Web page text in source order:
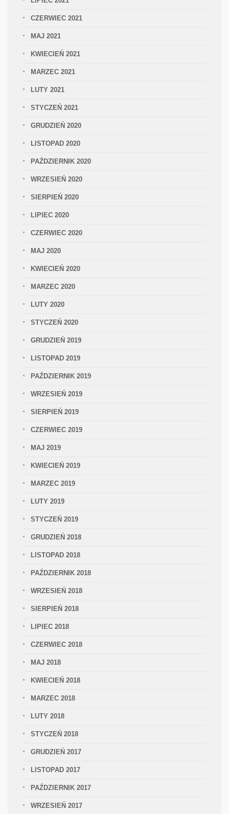
CZERWIEC 2021
MAJ 2021
KWIECIEŃ 2021
MARZEC 2021
LUTY 2021
STYCZEŃ 2021
GRUDZIEŃ 2020
LISTOPAD 2020
PAŹDZIERNIK 2020
WRZESIEŃ 2020
SIERPIEŃ 2020
LIPIEC 2020
CZERWIEC 2020
MAJ 2020
KWIECIEŃ 2020
MARZEC 2020
LUTY 2020
STYCZEŃ 2020
GRUDZIEŃ 2019
LISTOPAD 2019
PAŹDZIERNIK 2019
WRZESIEŃ 2019
SIERPIEŃ 2019
CZERWIEC 2019
MAJ 2019
KWIECIEŃ 2019
MARZEC 2019
LUTY 2019
STYCZEŃ 2019
GRUDZIEŃ 2018
LISTOPAD 2018
PAŹDZIERNIK 2018
WRZESIEŃ 2018
SIERPIEŃ 2018
LIPIEC 2018
CZERWIEC 2018
MAJ 2018
KWIECIEŃ 2018
MARZEC 2018
LUTY 2018
STYCZEŃ 2018
GRUDZIEŃ 2017
LISTOPAD 2017
PAŹDZIERNIK 2017
WRZESIEŃ 2017